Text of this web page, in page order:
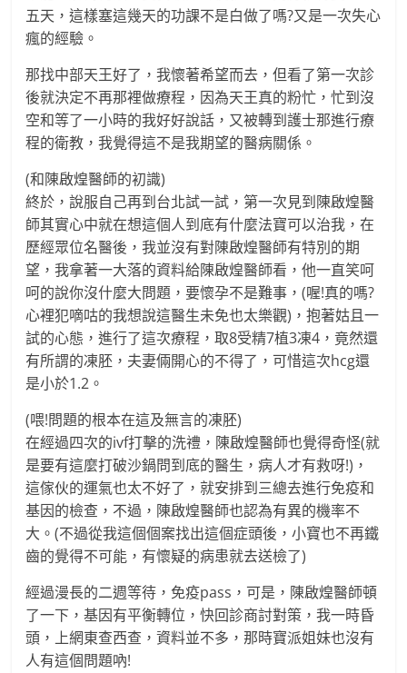
五天，這樣塞這幾天的功課不是白做了嗎?又是一次失心
瘋的經驗。
那找中部天王好了，我懷著希望而去，但看了第一次診
後就決定不再那裡做療程，因為天王真的粉忙，忙到沒
空和等了一小時的我好好說話，又被轉到護士那進行療
程的衛教，我覺得這不是我期望的醫病關係。
(和陳啟煌醫師的初識)
終於，說服自己再到台北試一試，第一次見到陳啟煌醫
師其實心中就在想這個人到底有什麼法寶可以治我，在
歷經眾位名醫後，我並沒有對陳啟煌醫師有特別的期
望，我拿著一大落的資料給陳啟煌醫師看，他一直笑呵
呵的說你沒什麼大問題，要懷孕不是難事，(喔!真的嗎?
心裡犯嘀咕的我想說這醫生未免也太樂觀)，抱著姑且一
試的心態，進行了這次療程，取8受精7植3凍4，竟然還
有所謂的凍胚，夫妻倆開心的不得了，可惜這次hcg還
是小於1.2。
(喂!問題的根本在這及無言的凍胚)
在經過四次的ivf打擊的洗禮，陳啟煌醫師也覺得奇怪(就
是要有這麼打破沙鍋問到底的醫生，病人才有救呀!)，
這傢伙的運氣也太不好了，就安排到三總去進行免疫和
基因的檢查，不過，陳啟煌醫師也認為有異的機率不
大。(不過從我這個個案找出這個症頭後，小寶也不再鐵
齒的覺得不可能，有懷疑的病患就去送檢了)
經過漫長的二週等待，免疫pass，可是，陳啟煌醫師頓
了一下，基因有平衡轉位，快回診商討對策，我一時昏
頭，上網東查西查，資料並不多，那時寶派姐妹也沒有
人有這個問題吶!